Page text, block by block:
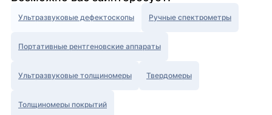
Ультразвуковые дефектоскопы Ручные спектрометры
Портативные рентгеновские аппараты
Ультразвуковые толщиномеры Твердомеры
Толщиномеры покрытий